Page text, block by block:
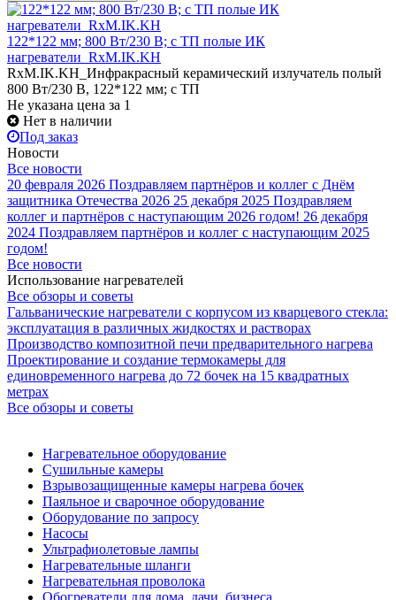
122*122 мм; 800 Вт/230 В; с ТП полые ИК
нагреватели_RxM.IK.KH
RxM.IK.KH_Инфракрасный керамический излучатель полый
800 Вт/230 В, 122*122 мм; с ТП
Не указана цена за 1
Нет в наличии
Под заказ
Новости
Все новости
20 февраля 2026 Поздравляем партнёров и коллег с Днём
защитника Отечества 2026 25 декабря 2025 Поздравляем
коллег и партнёров с наступающим 2026 годом! 26 декабря
2024 Поздравляем партнёров и коллег с наступающим 2025
годом!
Все новости
Использование нагревателей
Все обзоры и советы
Гальванические нагреватели с корпусом из кварцевого стекла:
эксплуатация в различных жидкостях и растворах
Производство композитной печи предварительного нагрева
Проектирование и создание термокамеры для
единовременного нагрева до 72 бочек на 15 квадратных
метрах
Все обзоры и советы
Нагревательное оборудование
Сушильные камеры
Взрывозащищенные камеры нагрева бочек
Паяльное и сварочное оборудование
Оборудование по запросу
Насосы
Ультрафиолетовые лампы
Нагревательные шланги
Нагревательная проволока
Обогреватели для дома, дачи, бизнеса